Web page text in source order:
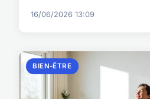
16/06/2026 13:09
BIEN-ÊTRE